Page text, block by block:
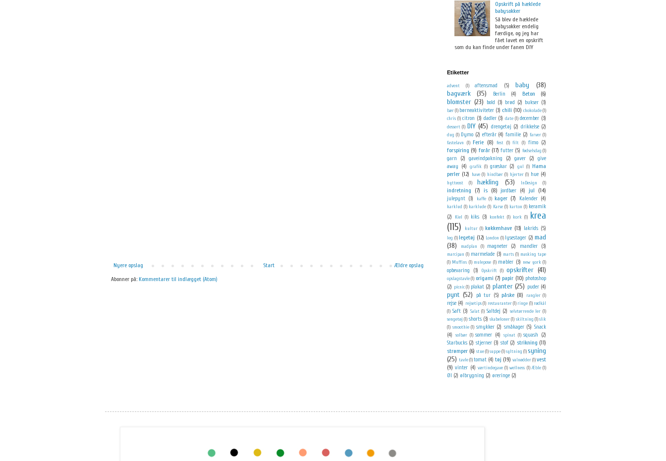
Nyere opslag Ældre opslag
Start
Abonner på: Kommentarer til indlægget (Atom)
Opskrift på hæklede
babysokker
Så blev de hæklede
babysokker endelig
færdige, og jeg har
fået lavet en opskrift
som du kan finde under fanen DIY
Etiketter
advent (1) aftensmad (5) baby
(38)
bagværk
(35) Berlin (4) Beton (6)
blomster (23) bold (3) brød (2) bukser (3)
bær(1) børneaktiviteter (3) chili (10) chokolade(1)
chris (1) citron (3) dadler (3) date (1) december (3)
dessert (1) DIY (45) drengetøj (2) drikkelse (2)
dug (1) Dymo (2) efterår (4) familie (2) farver (1)
fastelavn
(1) Ferie (8) fest (1) filt (1) fimo (2)
forspiring (9) forår (17) futter (5) fødselsdag (1)
garn (2) gaveindpakning (2) gaver (2)
give
away
(4) grafik (1) græskar (2) gul (1) Hama
perler (12) have (1) hindbær (1) hjerter (1) hue (4)
hytteost (1) hækling (53) InDesign (1)
indretning (7) is (8) jordbær (4) jul (14)
julepynt (3) kaffe (1) kager (7) Kalender (4)
karklud (1) karklude (1) Karse (1) karton (1) keramik
(2)
Kiel (1) kiks (3) konfekt (1) kork (1)
krea
(115)
kultur (1) køkkenhave (13) lakrids (5)
leg (1) legetøj (12) London (1) lysestager (2) mad
(38)
madplan (1) magneter (2) mandler (3)
marcipan (1) marmelade (3) marts (1) masking tape
(1) Muffins (1) mulepose (1) møbler (3) new york (1)
opbevaring (3) Opskrift (1) opskrifter (41)
opslagstavle (1) origami (7) papir (10) photoshop
(2) picnic (1) plakat (2) planter (25) puder (4)
pynt (52) på tur (5) påske (8) rangler (1)
rejse (4) rejsetips (1) restauranter (1) ringe (1) rødkål
(1) Saft (3) Salat (1) Saltdej (2) selvtørrende ler (1)
sengetøj (1) shorts (3) skabeloner (1) skiltning (1) slik
(1) smoothie (1) smykker (2) småkager (5) Snack
(4)
solbær (1) sommer (4) spinat (1) squash
(2)
Starbucks (2) stjerner (3) stof (2) strikning (11)
strømper (6) stue(1)suppe(1)syltning (1)syning
(25) tavle(1)tomat (4) tøj (19) valnødder(1)vest
(9) vinter (4) værtindegave (1) wellness (1) Æble (1)
Øl (2) ølbrygning (2) øreringe (2)